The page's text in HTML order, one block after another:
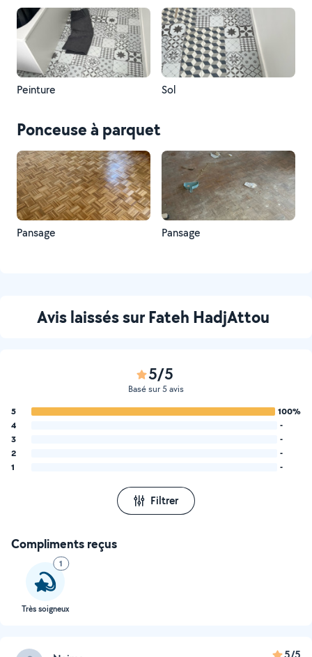
Peinture Sol
Ponceuse à parquet
Pansage Pansage
Avis laissés sur Fateh HadjAttou
5/5
Basé sur 5 avis
5
100%
4
-
3
-
2
-
1
-
Filtrer
Compliments reçus
1
Très soigneux